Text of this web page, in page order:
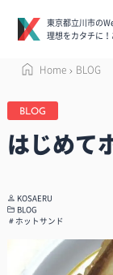
東京都立川市の
理想をカタチに
Home BLOG
BLOG
はじめて
KOSAERU
BLOG
ホットサンド